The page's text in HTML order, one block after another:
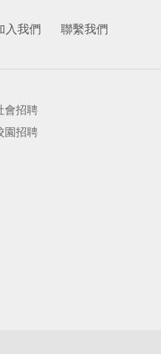
入我們
會招聘
園招聘
聯繫我們